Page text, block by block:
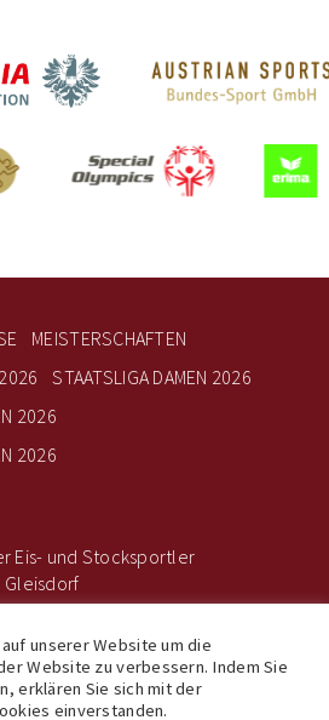
MEISTERSCHAFTEN
STAATSLIGA DAMEN 2026
2026
2026
Eis- und Stocksportler
Gleisdorf
unserer Website um die
Website zu verbessern. Indem Sie
erklären Sie sich mit der
einverstanden.